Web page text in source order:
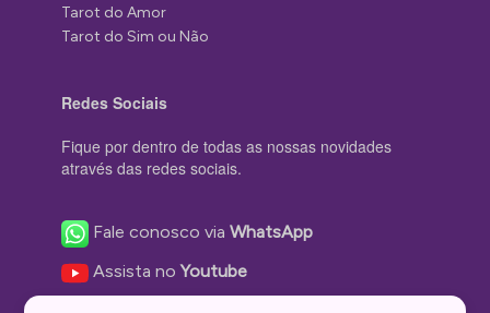
Tarot do Amor
Tarot do Sim ou Não
Redes Sociais
Fique por dentro de todas as nossas novidades
através das redes sociais.
Fale conosco viaWhatsApp
Assista noYoutube